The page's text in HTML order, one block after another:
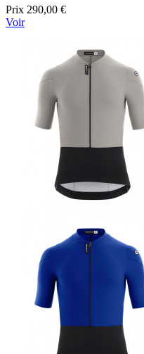
Prix 290,00 €
Voir